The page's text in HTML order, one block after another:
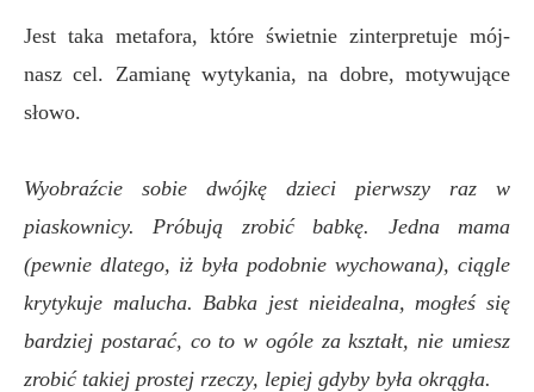
Jest taka metafora, które świetnie zinterpretuje mój-
nasz cel. Zamianę wytykania, na dobre, motywujące
słowo.
Wyobraźcie sobie dwójkę dzieci pierwszy raz w
piaskownicy. Próbują zrobić babkę. Jedna mama
(pewnie dlatego, iż była podobnie wychowana), ciągle
krytykuje malucha. Babka jest nieidealna, mogłeś się
bardziej postarać, co to w ogóle za kształt, nie umiesz
zrobić takiej prostej rzeczy, lepiej gdyby była okrągła.